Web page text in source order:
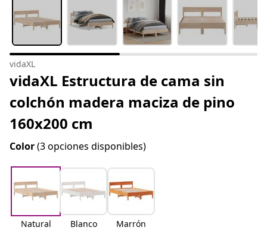
vidaXL
vidaXL Estructura de cama sin
colchón madera maciza de pino
160x200 cm
Color(3 opciones disponibles)
Natural Blanco Marrón